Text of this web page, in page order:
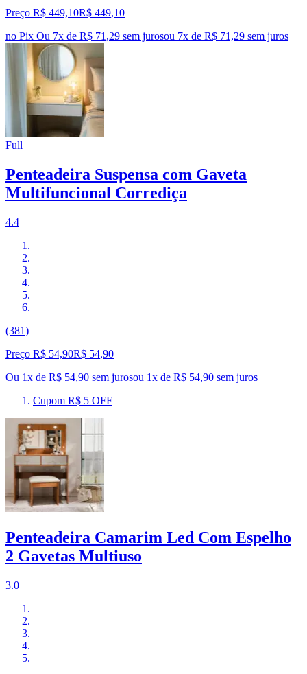
Preço R$ 449,10R$ 449,10
no Pix Ou 7x de R$ 71,29 sem jurosou 7x de R$ 71,29 sem juros
Full
Penteadeira Suspensa com Gaveta
Multifuncional Corrediça
4.4
(381)
Preço R$ 54,90R$ 54,90
Ou 1x de R$ 54,90 sem jurosou 1x de R$ 54,90 sem juros
Cupom R$ 5 OFF
Penteadeira Camarim Led Com Espelho
2 Gavetas Multiuso
3.0